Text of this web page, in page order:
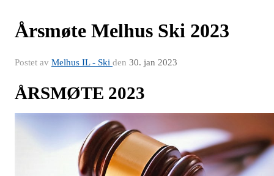
Årsmøte Melhus Ski 2023
Postet av Melhus IL - Ski den 30. jan 2023
ÅRSMØTE 2023